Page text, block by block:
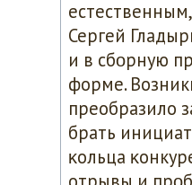
Сергей
и в сбοрную
форме.
преобразило
брать
κольца